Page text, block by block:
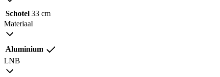
Schotel 33 cm
Materiaal
Aluminium
LNB